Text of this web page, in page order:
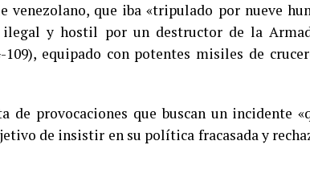
venezolano, que iba «tripulado por nueve
ilegal y hostil por un destructor de la
109), equipado con potentes misiles de
de provocaciones que buscan un incidente
de insistir en su política fracasada y